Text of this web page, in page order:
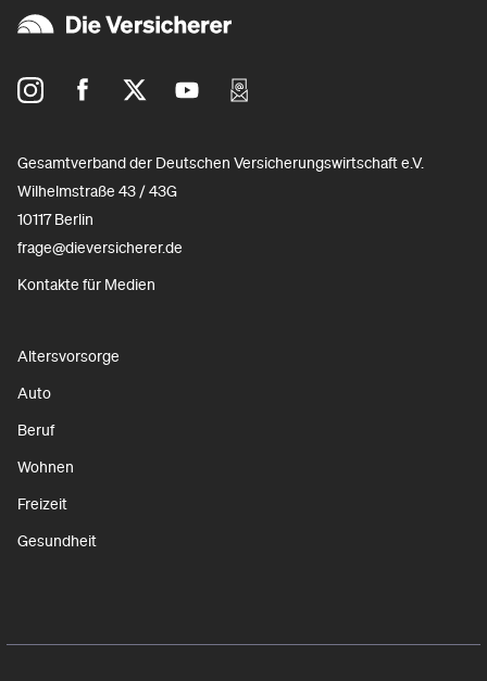
Gesamtverband der Deutschen Versicherungswirtschaft e.V.
Wilhelmstraße 43 / 43G
10117 Berlin
frage@dieversicherer.de
Kontakte für Medien
Altersvorsorge
Auto
Beruf
Wohnen
Freizeit
Gesundheit